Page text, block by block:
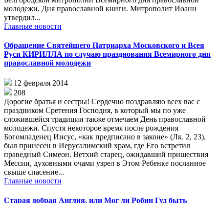
молодежи, Дня православной книги. Митрополит Иоанн
утвердил...
Главные новости
Обращение Святейшего Патриарха Московского и Всея
Руси КИРИЛЛА по случаю празднования Всемирного дня
православной молодежи
12 февраля 2014
208
Дорогие братья и сестры! Сердечно поздравляю всех вас с
праздником Сретения Господня, в который мы по уже
сложившейся традиции также отмечаем День православной
молодежи. Спустя некоторое время после рождения
Богомладенец Иисус, «как предписано в законе» (Лк. 2, 23),
был принесен в Иерусалимский храм, где Его встретил
праведный Симеон. Ветхий старец, ожидавший пришествия
Мессии, духовными очами узрел в Этом Ребенке посланное
свыше спасение...
Главные новости
Старая добрая Англия, или Мог ли Робин Гуд быть